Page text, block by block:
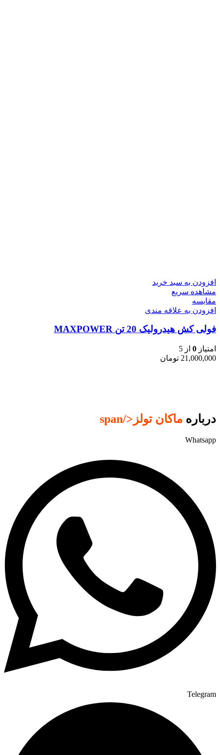
افزودن به سبد خرید
مشاهده سریع
مقایسه
افزودن به علاقه مندی
فولی کش هیدرولیک 20 تن MAXPOWER
امتیاز 0 از 5
21,000,000 تومان
درباره ماکان تولز </span
Whatsapp
Telegram